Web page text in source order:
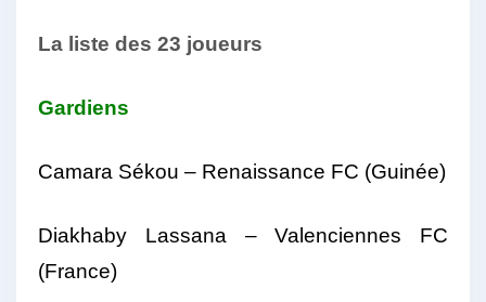
La liste des 23 joueurs
Gardiens
Camara Sékou – Renaissance FC (Guinée)
Diakhaby Lassana – Valenciennes FC
(France)